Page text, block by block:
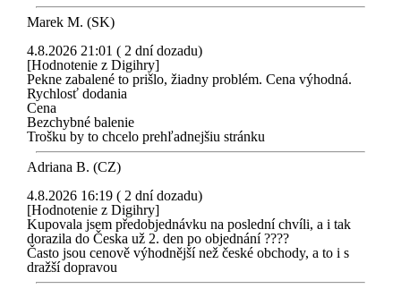
Marek M. (SK)
4.8.2026 21:01 ( 2 dní dozadu)
[Hodnotenie z Digihry]
Pekne zabalené to prišlo, žiadny problém. Cena výhodná.
Rychlosť dodania
Cena
Bezchybné balenie
Trošku by to chcelo prehľadnejšiu stránku
Adriana B. (CZ)
4.8.2026 16:19 ( 2 dní dozadu)
[Hodnotenie z Digihry]
Kupovala jsem předobjednávku na poslední chvíli, a i tak
dorazila do Česka už 2. den po objednání ????
Často jsou cenově výhodnější než české obchody, a to i s
dražší dopravou